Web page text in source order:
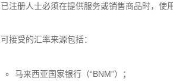
已注册人士必须在提供服务或销售商品时，使
可接受的汇率来源包括：
马来西亚国家银行（“BNM”）；